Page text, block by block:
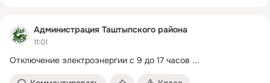
Администрация Таштыпского района
11:01
Отключение электроэнергии с 9 до 17 часов ...